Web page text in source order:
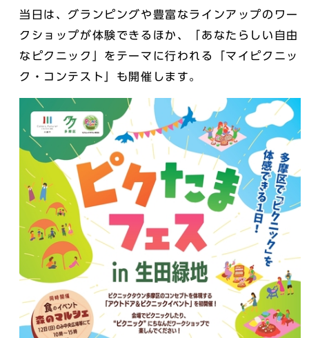
当日は、グランピングや豊富なラインアップのワー
クショップが体験できるほか、「あなたらしい自由
なピクニック」をテーマに行われる「マイピクニッ
ク・コンテスト」も開催します。